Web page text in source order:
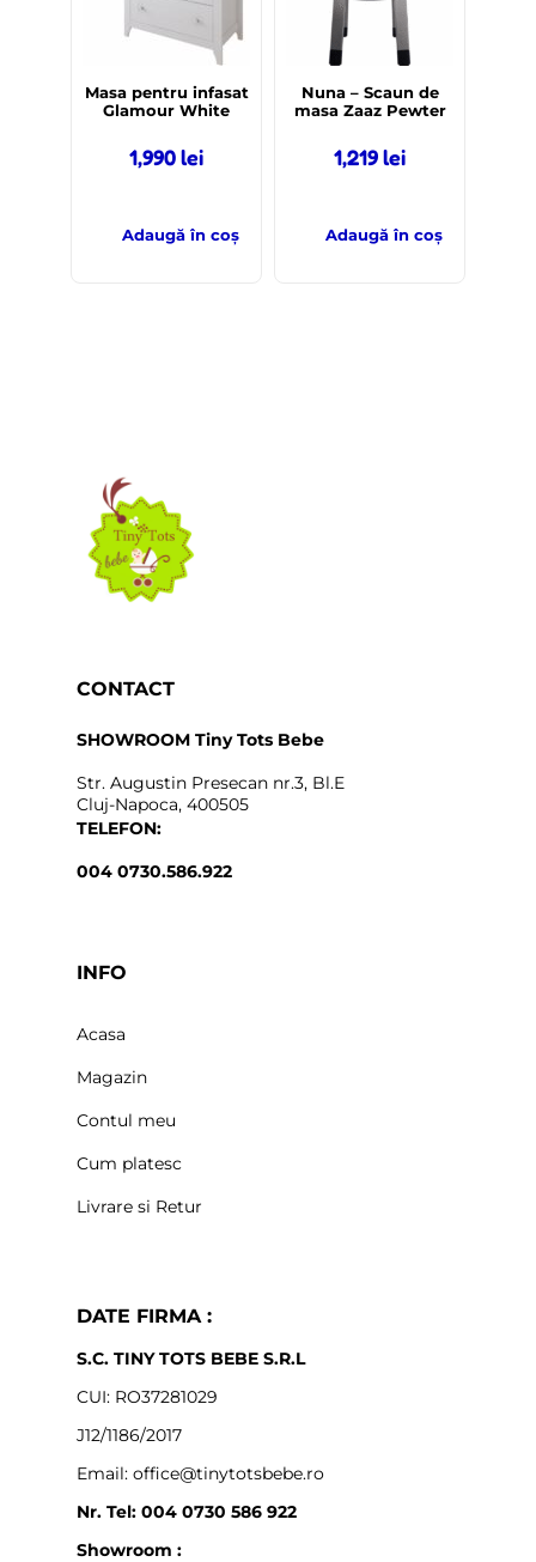
Masa pentru infasat
Glamour White
1,990lei
Adaugă în coș
Nuna – Scaun de
masa Zaaz Pewter
1,219lei
Adaugă în coș
CONTACT
SHOWROOM Tiny Tots Bebe
Str. Augustin Presecan nr.3, Bl.E
Cluj-Napoca, 400505
TELEFON:
004 0730.586.922
INFO
Acasa
Magazin
Contul meu
Cum platesc
Livrare si Retur
DATE FIRMA :
S.C. TINY TOTS BEBE S.R.L
CUI: RO37281029
J12/1186/2017
Email: office@tinytotsbebe.ro
Nr. Tel: 004 0730 586 922
Showroom :